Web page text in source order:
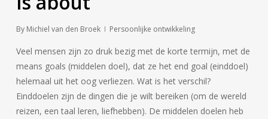
By Michiel van den Broek Persoonlijke ontwikkeling
Veel mensen zijn zo druk bezig met de korte termijn, met de
means goals (middelen doel), dat ze het end goal (einddoel)
helemaal uit het oog verliezen. Wat is het verschil?
Einddoelen zijn de dingen die je wilt bereiken (om de wereld
reizen, een taal leren, liefhebben). De middelen doelen heb